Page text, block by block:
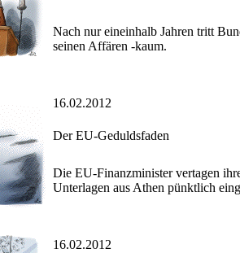
Nach nur eineinhalb Jahren tritt
seinen Affären -kaum.
16.02.2012
Der EU-Geduldsfaden
Die EU-Finanzminister vertagen
Unterlagen aus Athen pünktlich
16.02.2012